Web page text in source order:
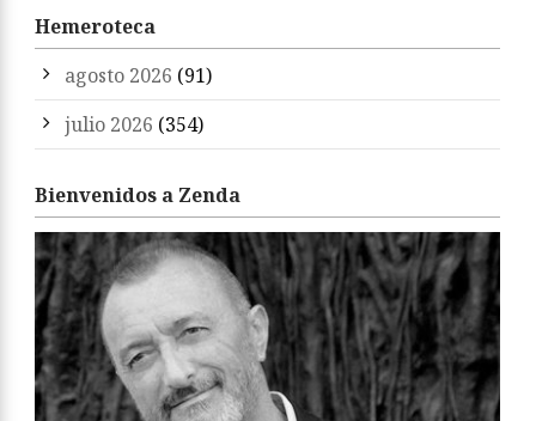
Hemeroteca
agosto 2026 (91)
julio 2026 (354)
Bienvenidos a Zenda